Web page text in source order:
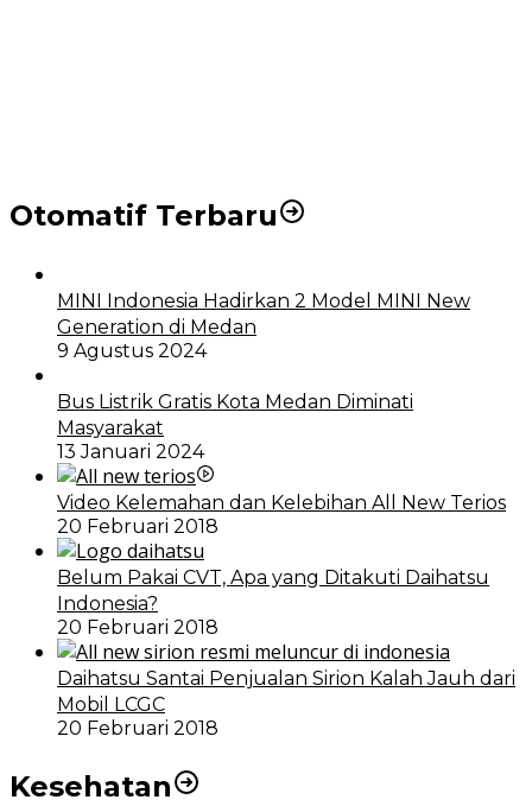
Otomatif Terbaru
MINI Indonesia Hadirkan 2 Model MINI New
Generation di Medan
9 Agustus 2024
Bus Listrik Gratis Kota Medan Diminati
Masyarakat
13 Januari 2024
Video Kelemahan dan Kelebihan All New Terios
20 Februari 2018
Belum Pakai CVT, Apa yang Ditakuti Daihatsu
Indonesia?
20 Februari 2018
Daihatsu Santai Penjualan Sirion Kalah Jauh dari
Mobil LCGC
20 Februari 2018
Kesehatan